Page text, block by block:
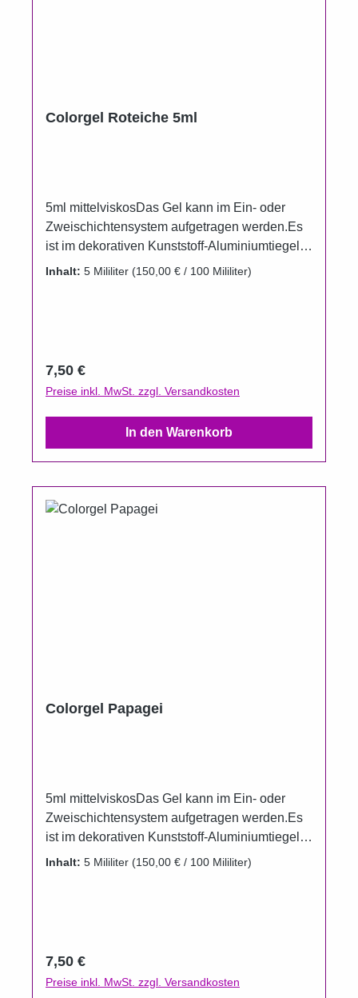
Colorgel Roteiche 5ml
5ml mittelviskosDas Gel kann im Ein- oder
Zweischichtensystem aufgetragen werden.Es
ist im dekorativen Kunststoff-Aluminiumtiegel
erhältlich.Um das Auslaufen der Gele zu
je nach Leistung der Lampe variieren).
Inhalt: 5 Mililiter (150,00 € / 100 Mililiter)
Regulärer Preis:
7,50 €
Preise inkl. MwSt. zzgl. Versandkosten
In den Warenkorb
Colorgel Papagei
5ml mittelviskosDas Gel kann im Ein- oder
Zweischichtensystem aufgetragen werden.Es
ist im dekorativen Kunststoff-Aluminiumtiegel
erhältlich.Um das Auslaufen der Gele zu
je nach Leistung der Lampe variieren).
Inhalt: 5 Mililiter (150,00 € / 100 Mililiter)
Regulärer Preis:
7,50 €
Preise inkl. MwSt. zzgl. Versandkosten